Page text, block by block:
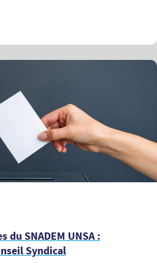
du SNADEM UNSA :
Syndical